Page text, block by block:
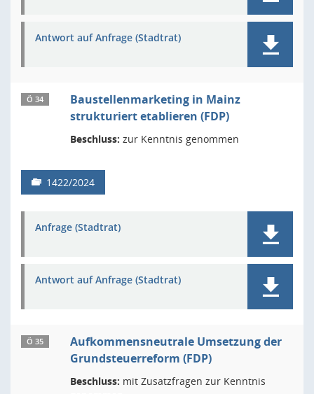
Antwort auf Anfrage (Stadtrat)
Ö 34
Baustellenmarketing in Mainz
strukturiert etablieren (FDP)
Beschluss: zur Kenntnis genommen
1422/2024
Anfrage (Stadtrat)
Antwort auf Anfrage (Stadtrat)
Ö 35
Aufkommensneutrale Umsetzung der
Grundsteuerreform (FDP)
Beschluss: mit Zusatzfragen zur Kenntnis